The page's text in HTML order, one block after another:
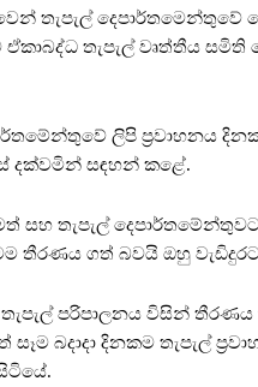
තැපැල්
තැපැල් වෘත්තීය
ලිපි ප්‍රවාහනය
දක්වමින් සඳහන් කළේ.
සහ තැපැල්
තීරණය ගත් බවයි ඔහු
පරිපාලනය විසින්
සෑම බදාදා දිනකම තැපැල්